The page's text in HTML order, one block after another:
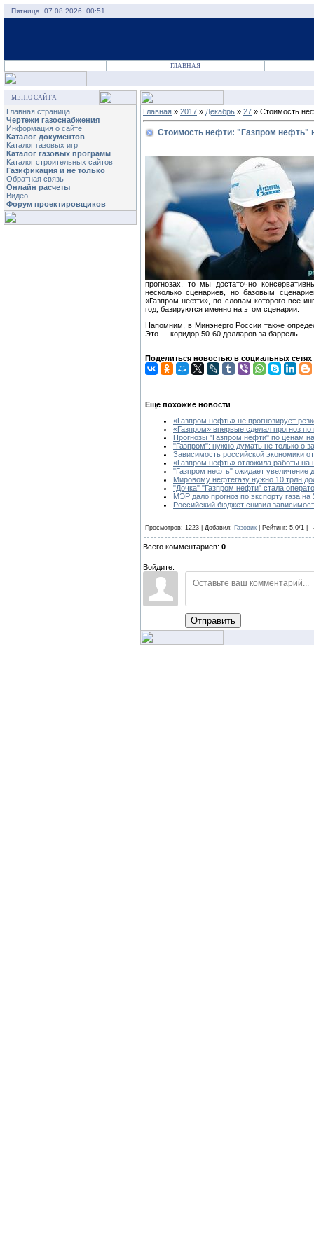
Пятница, 07.08.2026, 00:51
ГЛАВНАЯ
МЕНЮ САЙТА
Главная страница
Чертежи газоснабжения
Информация о сайте
Каталог документов
Каталог газовых игр
Каталог газовых программ
Каталог строительных сайтов
Газификация и не только
Обратная связь
Онлайн расчеты
Видео
Форум проектировщиков
Главная » 2017 » Декабрь » 27 » Стоимость
Стоимость нефти: "Газпром нефть"
прогнозах, то мы достаточно
несколько сценариев, но базовым
«Газпром нефти», по словам которого все
год, базируются именно на этом сценарии.
Напомним, в Минэнерго России также
Это — коридор 50-60 долларов за баррель.
Поделиться новостью в социальных сетях
Еще похожие новости
«Газпром нефть» не прогнозирует
«Газпром» впервые сделал прогноз
Прогнозы "Газпром нефти" по ценам
"Газпром": нужно думать не только о
Зависимость российской экономики
«Газпром нефть» отложила работы на
"Газпром нефть" ожидает увеличение
Мировому нефтегазу нужно 10 трлн
"Дочка" "Газпром нефти" стала
МЭР дало прогноз по экспорту газа
Российский бюджет снизил
Просмотров: 1223 | Добавил: Газовик | Рейтинг: 5.0/1 |
Всего комментариев: 0
Войдите:
Отправить